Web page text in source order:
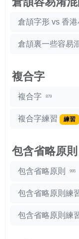
倉頡字形 vs 香
倉頡裏一些容易
複合字
複合字 879
複合字練習 練習
包含省略原則
包含省略原則 995
包含省略原則練
包含省略原則練